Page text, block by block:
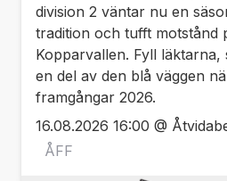
division 2 väntar nu en
tradition och tufft motstånd
Kopparvallen. Fyll läktarna,
en del av den blå väggen
framgångar 2026.
16.08.2026 16:00 @
ÅFF